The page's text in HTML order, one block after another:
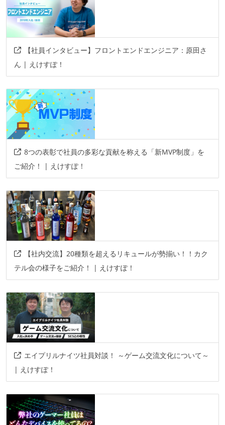
【社員インタビュー】フロントエンドエンジニア：原田さ
ん | えけすぽ！
8つの表彰で社員の多彩な貢献を称える「新MVP制度」を
ご紹介！ | えけすぽ！
【社内交流】20種類を超えるリキュールが勢揃い！！カク
テル会の様子をご紹介！ | えけすぽ！
エイプリルナイツ社員対談！ ～ゲーム交流文化について～
| えけすぽ！